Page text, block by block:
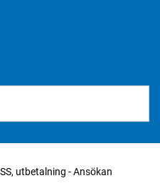
utbetalning - Ansökan